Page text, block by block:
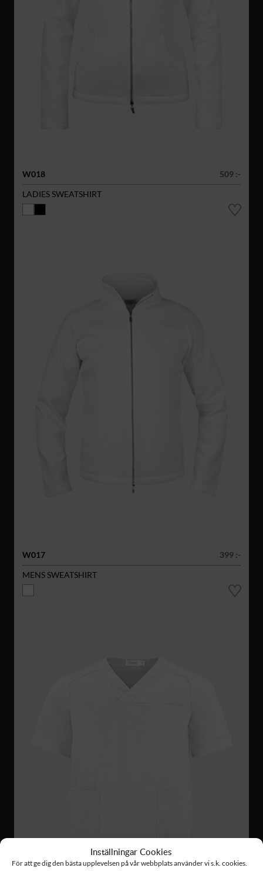
Inställningar Cookies
För att ge dig den bästa upplevelsen på vår webbplats använder vi s.k. cookies.
W018
509 :-
LADIES SWEATSHIRT
W017
399 :-
MENS SWEATSHIRT